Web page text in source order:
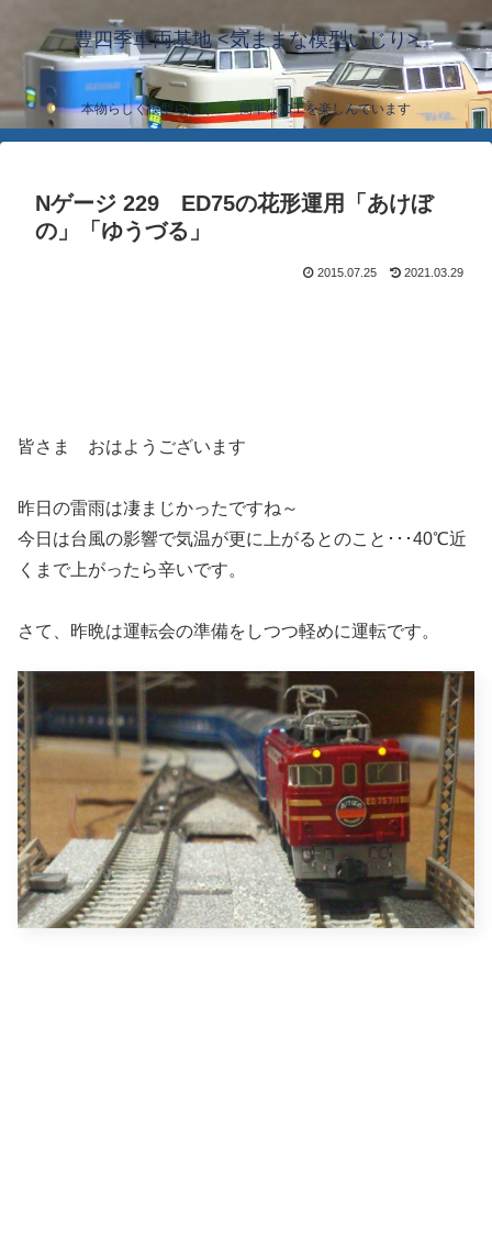
豊四季車両基地 <気ままな模型いじり>
本物らしく模型らしく… 簡単な加工を楽しんでいます
Nゲージ 229 ED75の花形運用「あけぼ
の」「ゆうづる」
2015.07.25 2021.03.29
皆さま おはようございます
昨日の雷雨は凄まじかったですね～
今日は台風の影響で気温が更に上がるとのこと･･･40℃近
くまで上がったら辛いです。
さて、昨晩は運転会の準備をしつつ軽めに運転です。